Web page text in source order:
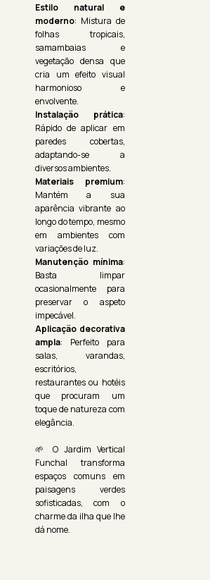
Estilo natural e
moderno: Mistura de
folhas tropicais,
samambaias e
vegetação densa que
cria um efeito visual
harmonioso e
envolvente.
Instalação prática:
Rápido de aplicar em
paredes cobertas,
adaptando-se a
diversos ambientes.
Materiais premium:
Mantém a sua
aparência vibrante ao
longo do tempo, mesmo
em ambientes com
variações de luz.
Manutenção mínima:
Basta limpar
ocasionalmente para
preservar o aspeto
impecável.
Aplicação decorativa
ampla: Perfeito para
salas, varandas,
escritórios,
restaurantes ou hotéis
que procuram um
toque de natureza com
elegância.
🌱 O Jardim Vertical
Funchal transforma
espaços comuns em
paisagens verdes
sofisticadas, com o
charme da ilha que lhe
dá nome.